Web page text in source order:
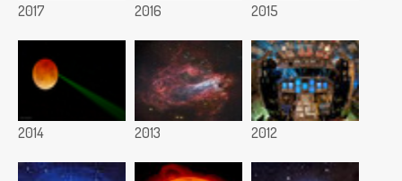
2017 2016 2015
2014 2013 2012